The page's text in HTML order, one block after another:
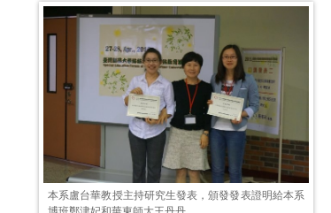
本系盧台華教授主持研究生發表，頒發發表證明給本系